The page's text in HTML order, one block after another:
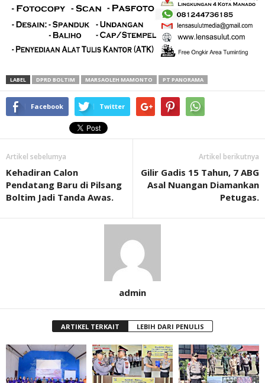
LABEL DPRD BOLTIM MARSAOLEH MAMONTO PT PANORAMA
Facebook Twitter
Artikel sebelumya
Kehadiran Calon
Pendatang Baru di Pilsang
Boltim Jadi Tanda Awas.
Artikel berikutnya
Gilir Gadis 15 Tahun, 7 ABG
Asal Nuangan Diamankan
Petugas.
admin
ARTIKEL TERKAIT LEBIH DARI PENULIS